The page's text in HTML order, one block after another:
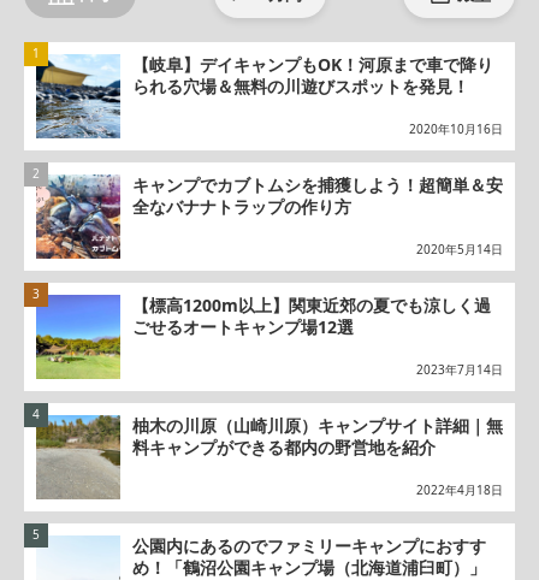
【岐阜】デイキャンプもOK！河原まで車で降り
られる穴場＆無料の川遊びスポットを発見！
2020年10月16日
キャンプでカブトムシを捕獲しよう！超簡単＆安
全なバナナトラップの作り方
2020年5月14日
【標高1200m以上】関東近郊の夏でも涼しく過
ごせるオートキャンプ場12選
2023年7月14日
柚木の川原（山崎川原）キャンプサイト詳細｜無
料キャンプができる都内の野営地を紹介
2022年4月18日
公園内にあるのでファミリーキャンプにおすす
め！「鶴沼公園キャンプ場（北海道浦臼町）」